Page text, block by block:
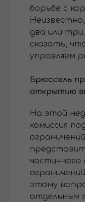
борьбе с
два или
сказать,
управляем
Брюссель
открытию
На этой
комиссия
частичного
этому
отдельным